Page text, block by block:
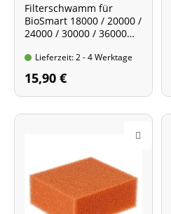
Filterschwamm für
BioSmart 18000 / 20000 /
24000 / 30000 / 36000
Packungsinhalt: 1 blauer
Filterschwamm
Lieferzeit: 2 - 4 Werktage
15,90 €